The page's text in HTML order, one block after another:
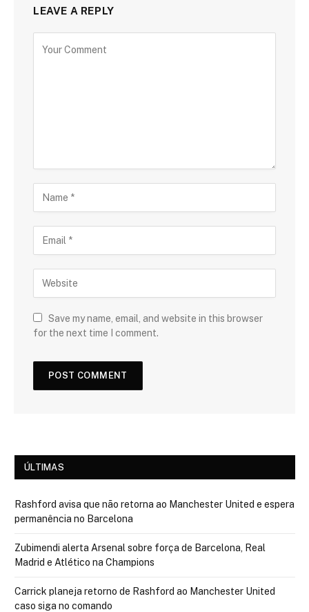
LEAVE A REPLY
Save my name, email, and website in this browser
for the next time I comment.
ÚLTIMAS
Rashford avisa que não retorna ao Manchester United e espera
permanência no Barcelona
Zubimendi alerta Arsenal sobre força de Barcelona, Real
Madrid e Atlético na Champions
Carrick planeja retorno de Rashford ao Manchester United
caso siga no comando